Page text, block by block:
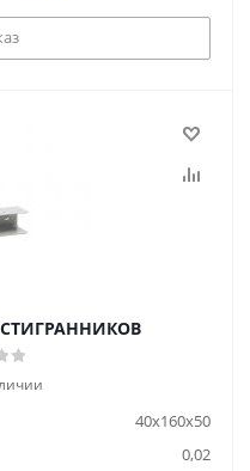
40x160x50
0,02